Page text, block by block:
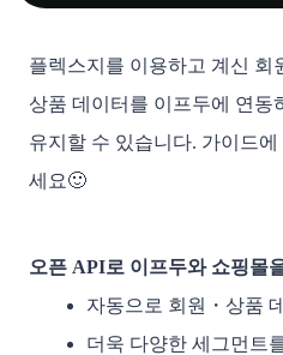
플렉스지를 이용하고 계신 회
상품 데이터를 이프두에 연동
유지할 수 있습니다. 가이드
세요🙂
오픈 API로 이프두와 쇼핑몰
자동으로 회원・상품
더욱 다양한 세그먼트